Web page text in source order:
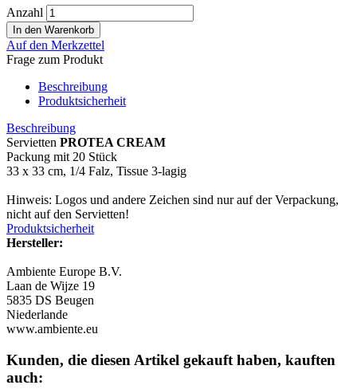
Anzahl
Auf den Merkzettel
Frage zum Produkt
Beschreibung
Produktsicherheit
Beschreibung
Servietten PROTEA CREAM
Packung mit 20 Stück
33 x 33 cm, 1/4 Falz, Tissue 3-lagig
Hinweis: Logos und andere Zeichen sind nur auf der Verpackung,
nicht auf den Servietten!
Produktsicherheit
Hersteller:
Ambiente Europe B.V.
Laan de Wijze 19
5835 DS Beugen
Niederlande
www.ambiente.eu
Kunden, die diesen Artikel gekauft haben, kauften
auch: